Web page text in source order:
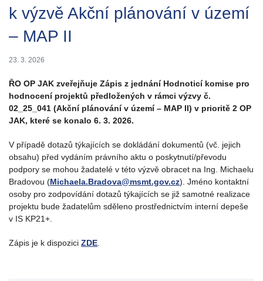
k výzvě Akční plánování v území
– MAP II
23. 3. 2026
ŘO OP JAK zveřejňuje Zápis z jednání Hodnoticí komise pro
hodnocení projektů předložených v rámci výzvy č.
02_25_041 (Akční plánování v území – MAP II) v prioritě 2 OP
JAK, které se konalo 6. 3. 2026.
V případě dotazů týkajících se dokládání dokumentů (vč. jejich
obsahu) před vydáním právního aktu o poskytnutí/převodu
podpory se mohou žadatelé v této výzvě obracet na Ing. Michaelu
Bradovou (Michaela.Bradova@msmt.gov.cz). Jméno kontaktní
osoby pro zodpovídání dotazů týkajících se již samotné realizace
projektu bude žadatelům sděleno prostřednictvím interní depeše
v IS KP21+.
Zápis je k dispozici ZDE